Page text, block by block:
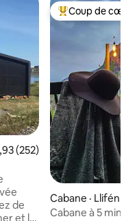
moyenne de 4,93 sur 5,
(252)
et la
Coup de cœur
Coup de cœur
Cabane · Llifén
Cabane à 5